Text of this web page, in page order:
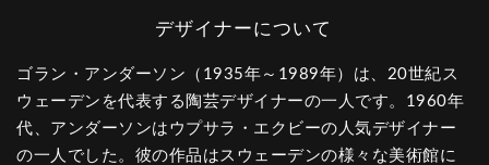
ゴラン・アンダーソン（1935年～1989年）は、20世紀ス
ウェーデンを代表する陶芸デザイナーの一人です。1960年
代、アンダーソンはウプサラ・エクビーの人気デザイナー
の一人でした。彼の作品はスウェーデンの様々な美術館に